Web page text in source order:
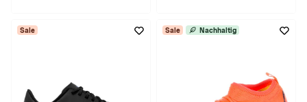
Sale Sale Nachhaltig